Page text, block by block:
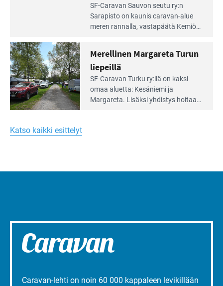
huomioivaa
yhteisöllisyyttä
SF-Caravan Sauvon seutu ry:n
Sarapisto on kaunis caravan-alue
meren rannalla, vasta­päätä Kemiön
kymmenen paikkaa ilman sähköä.
Lue
Leirintäoppaan
artikkeli:
Merellinen
Turun
liepeillä
Merellinen Margareta Turun
liepeillä
SF-Caravan Turku ry:llä on kaksi
omaa aluet­ta: Kesäniemi ja
Margareta. Lisäksi yhdis­tys hoitaa
Katso kaikki esittelyt
Caravan-lehti on noin 60 000 kappaleen levikillään